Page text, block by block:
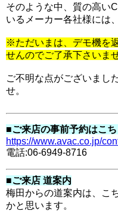
そのような中、質の高い
いるメーカー各社様には
※ただいまは、デモ機を
せんのでご了承下さいませ
ご不明な点がございまし
せ。
■ご来店の事前予約はこち
https://www.avac.co.jp/
電話:06-6949-8716
■ご来店 道案内
梅田からの道案内は、こ
かと思います。